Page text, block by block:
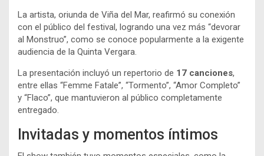
La artista, oriunda de Viña del Mar, reafirmó su conexión
con el público del festival, logrando una vez más “devorar
al Monstruo”, como se conoce popularmente a la exigente
audiencia de la Quinta Vergara.
La presentación incluyó un repertorio de 17 canciones,
entre ellas “Femme Fatale”, “Tormento”, “Amor Completo”
y “Flaco”, que mantuvieron al público completamente
entregado.
Invitadas y momentos íntimos